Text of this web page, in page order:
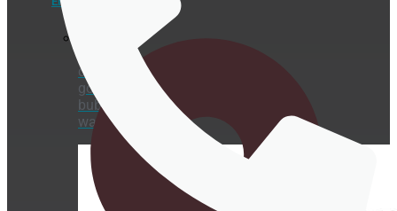
crépe,
gofre y
bubble
waffle